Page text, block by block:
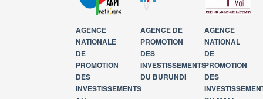
AGENCE
NATIONALE
DE
PROMOTION
DES
INVESTISSEMENTS
AGENCE DE
PROMOTION
DES
INVESTISSEMENTS
DU BURUNDI
AGENCE
NATIONAL
DE
PROMOTION
DES